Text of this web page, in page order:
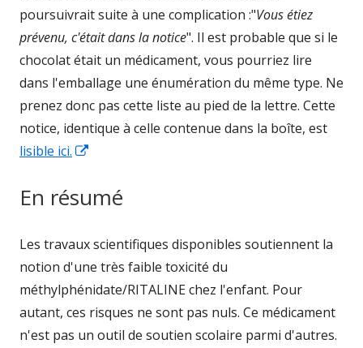
poursuivrait suite à une complication :"Vous étiez
prévenu, c'était dans la notice". Il est probable que si le
chocolat était un médicament, vous pourriez lire
dans l'emballage une énumération du même type. Ne
prenez donc pas cette liste au pied de la lettre. Cette
notice, identique à celle contenue dans la boîte, est
lisible ici.
a
window
En résumé
Les travaux scientifiques disponibles soutiennent la
notion d'une très faible toxicité du
méthylphénidate/RITALINE chez l'enfant. Pour
autant, ces risques ne sont pas nuls. Ce médicament
n'est pas un outil de soutien scolaire parmi d'autres.